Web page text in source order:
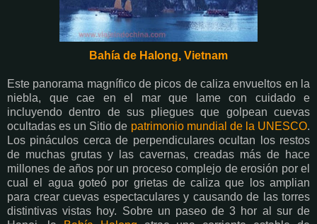
Bahía de Halong, Vietnam
Este panorama magnífico de picos de caliza envueltos en la
niebla, que cae en el mar que lame con cuidado e
incluyendo dentro de sus pliegues que golpean cuevas
ocultadas es un Sitio de patrimonio mundial de la UNESCO.
Los pináculos cerca de perpendiculares ocultan los restos
de muchas grutas y las cavernas, creadas más de hace
millones de años por un proceso complejo de erosión por el
cual el agua goteó por grietas de caliza que los amplian
para crear cuevas espectaculares y causando de las torres
distintivas vistas hoy. Sobre un paseo de 3 hor al sur de